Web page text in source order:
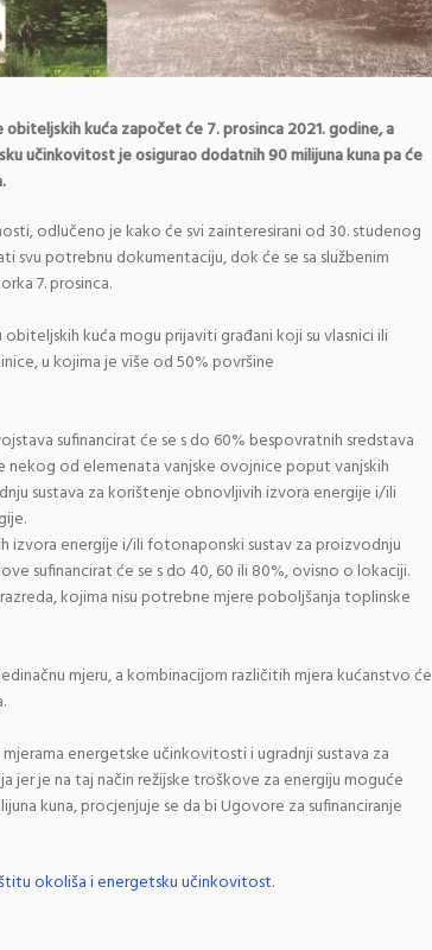
kuća započet će 7. prosinca 2021. godine, a
učinkovitost je osigurao dodatnih 90 milijuna kuna pa će
odlučeno je kako će svi zainteresirani od 30. studenog
svu potrebnu dokumentaciju, dok će se sa službenim
7. prosinca.
kuća mogu prijaviti građani koji su vlasnici ili
u kojima je više od 50% površine
sufinancirat će se s do 60% bespovratnih sredstava
od elemenata vanjske ovojnice poput vanjskih
sustava za korištenje obnovljivih izvora energije i/ili
izvora energije i/ili fotonaponski sustav za proizvodnju
sufinancirat će se s do 40, 60 ili 80%, ovisno o lokaciji.
kojima nisu potrebne mjere poboljšanja toplinske
mjeru, a kombinacijom različitih mjera kućanstvo će
energetske učinkovitosti i ugradnji sustava za
jer je na taj način režijske troškove za energiju moguće
kuna, procjenjuje se da bi Ugovore za sufinanciranje
okoliša i energetsku učinkovitost.